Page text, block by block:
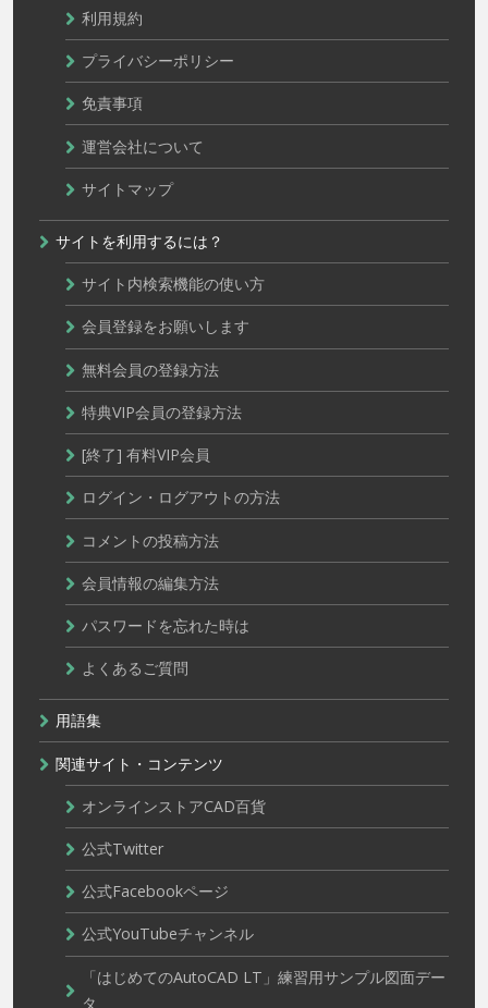
利用規約
プライバシーポリシー
免責事項
運営会社について
サイトマップ
サイトを利用するには？
サイト内検索機能の使い方
会員登録をお願いします
無料会員の登録方法
特典VIP会員の登録方法
[終了] 有料VIP会員
ログイン・ログアウトの方法
コメントの投稿方法
会員情報の編集方法
パスワードを忘れた時は
よくあるご質問
用語集
関連サイト・コンテンツ
オンラインストアCAD百貨
公式Twitter
公式Facebookページ
公式YouTubeチャンネル
「はじめてのAutoCAD LT」練習用サンプル図面デー
タ